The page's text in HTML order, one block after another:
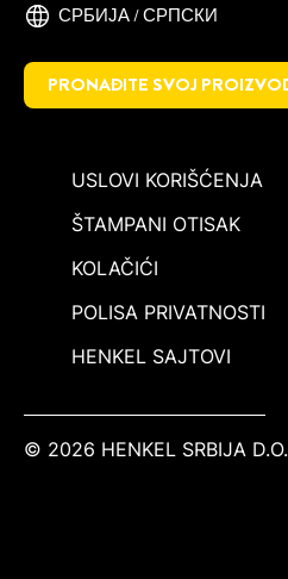
СРБИЈА / СРПСКИ
PRONAĐITE SVOJ
USLOVI KORIŠĆENJA
ŠTAMPANI OTISAK
KOLAČIĆI
POLISA PRIVATNOSTI
HENKEL SAJTOVI
© 2026 HENKEL SRBIJA